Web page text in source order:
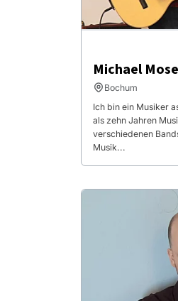
Michael
Bochum
Ich bin ein Musiker
als zehn Jahren
verschiedenen
Musik...